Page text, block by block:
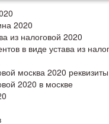
2020
из налоговой 2020
в виде устава из
москва 2020
2020 в москве